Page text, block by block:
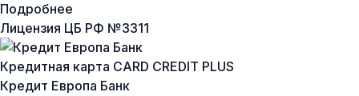
Подробнее
Лицензия ЦБ РФ №3311
Кредитная карта CARD CREDIT PLUS
Кредит Европа Банк